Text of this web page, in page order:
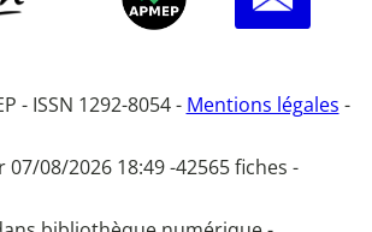
- ISSN 1292-8054 - Mentions légales -
07/08/2026 18:49 -42565 fiches -